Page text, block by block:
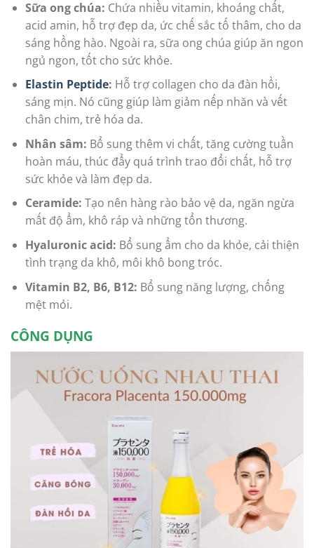
Sữa ong chúa: Chứa nhiều vitamin, khoáng chất,
acid amin, hỗ trợ đẹp da, ức chế sắc tố thâm, cho da
sáng hồng hào. Ngoài ra, sữa ong chúa giúp ăn ngon
ngủ ngon, tốt cho sức khỏe.
Elastin Peptide: Hỗ trợ collagen cho da đàn hồi,
sáng mịn. Nó cũng giúp làm giảm nếp nhăn và vết
chân chim, trẻ hóa da.
Nhân sâm: Bổ sung thêm vi chất, tăng cường tuần
hoàn máu, thúc đẩy quá trình trao đổi chất, hỗ trợ
sức khỏe và làm đẹp da.
Ceramide: Tạo nên hàng rào bảo vệ da, ngăn ngừa
mất độ ẩm, khô ráp và những tổn thương.
Hyaluronic acid: Bổ sung ẩm cho da khỏe, cải thiện
tình trạng da khô, môi khô bong tróc.
Vitamin B2, B6, B12: Bổ sung năng lượng, chống
mệt mỏi.
CÔNG DỤNG